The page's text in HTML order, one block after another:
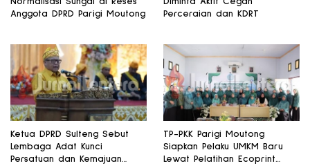
Anggota DPRD Parigi Moutong
Perceraian dan KDRT
Ketua DPRD Sulteng Sebut
Lembaga Adat Kunci
Persatuan dan Kemajuan
TP-PKK Parigi Moutong
Siapkan Pelaku UMKM Baru
Lewat Pelatihan Ecoprint